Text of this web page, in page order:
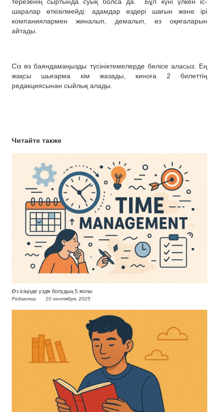
шаралар өткізілмейді: адамдар өздері шағын және ірі
компаниялармен жиналып, демалып, өз оқиғаларын
айтады.
Сіз өз баяндамаңызды түсініктемелерде бөлісе аласыз. Ең
жақсы шығарма кім жазады, киноға 2 билеттің
редакциясынан сыйлық алады.
Читайте также
Өз ісіңізде үздік болудың 5 жолы
Редактор 10 сентября, 2025